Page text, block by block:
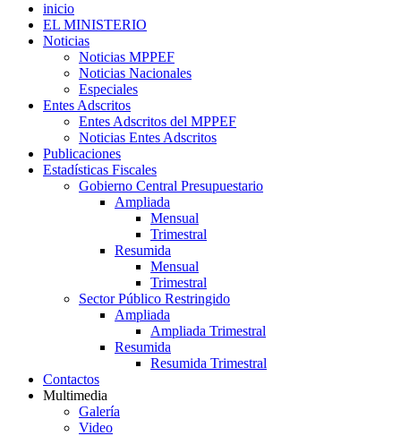
inicio
EL MINISTERIO
Noticias
Noticias MPPEF
Noticias Nacionales
Especiales
Entes Adscritos
Entes Adscritos del MPPEF
Noticias Entes Adscritos
Publicaciones
Estadísticas Fiscales
Gobierno Central Presupuestario
Ampliada
Mensual
Trimestral
Resumida
Mensual
Trimestral
Sector Público Restringido
Ampliada
Ampliada Trimestral
Resumida
Resumida Trimestral
Contactos
Multimedia
Galería
Video